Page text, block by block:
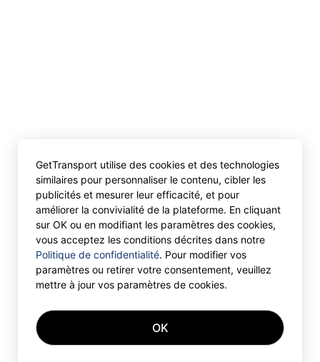
GetTransport utilise des cookies et des technologies
similaires pour personnaliser le contenu, cibler les
publicités et mesurer leur efficacité, et pour
améliorer la convivialité de la plateforme. En cliquant
sur OK ou en modifiant les paramètres des cookies,
vous acceptez les conditions décrites dans notre
Politique de confidentialité. Pour modifier vos
paramètres ou retirer votre consentement, veuillez
mettre à jour vos paramètres de cookies.
OK